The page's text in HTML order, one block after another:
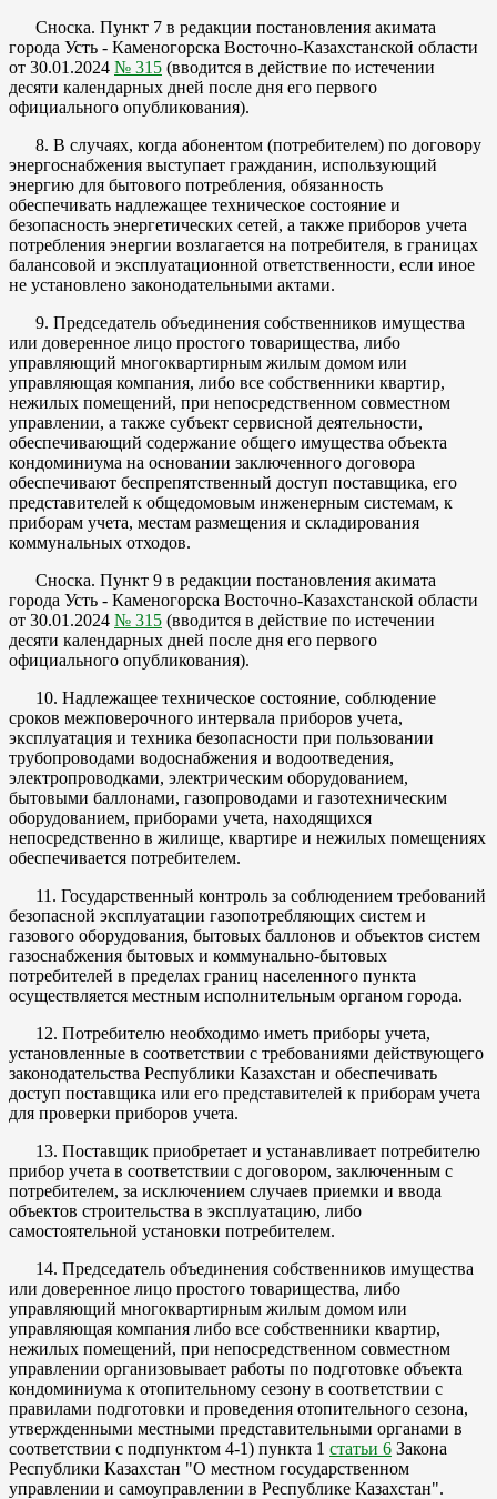
Сноска. Пункт 7 в редакции постановления акимата
города Усть - Каменогорска Восточно-Казахстанской области
от 30.01.2024 № 315 (вводится в действие по истечении
десяти календарных дней после дня его первого
официального опубликования).
8. В случаях, когда абонентом (потребителем) по договору
энергоснабжения выступает гражданин, использующий
энергию для бытового потребления, обязанность
обеспечивать надлежащее техническое состояние и
безопасность энергетических сетей, а также приборов учета
потребления энергии возлагается на потребителя, в границах
балансовой и эксплуатационной ответственности, если иное
не установлено законодательными актами.
9. Председатель объединения собственников имущества
или доверенное лицо простого товарищества, либо
управляющий многоквартирным жилым домом или
управляющая компания, либо все собственники квартир,
нежилых помещений, при непосредственном совместном
управлении, а также субъект сервисной деятельности,
обеспечивающий содержание общего имущества объекта
кондоминиума на основании заключенного договора
обеспечивают беспрепятственный доступ поставщика, его
представителей к общедомовым инженерным системам, к
приборам учета, местам размещения и складирования
коммунальных отходов.
Сноска. Пункт 9 в редакции постановления акимата
города Усть - Каменогорска Восточно-Казахстанской области
от 30.01.2024 № 315 (вводится в действие по истечении
десяти календарных дней после дня его первого
официального опубликования).
10. Надлежащее техническое состояние, соблюдение
сроков межповерочного интервала приборов учета,
эксплуатация и техника безопасности при пользовании
трубопроводами водоснабжения и водоотведения,
электропроводками, электрическим оборудованием,
бытовыми баллонами, газопроводами и газотехническим
оборудованием, приборами учета, находящихся
непосредственно в жилище, квартире и нежилых помещениях
обеспечивается потребителем.
11. Государственный контроль за соблюдением требований
безопасной эксплуатации газопотребляющих систем и
газового оборудования, бытовых баллонов и объектов систем
газоснабжения бытовых и коммунально-бытовых
потребителей в пределах границ населенного пункта
осуществляется местным исполнительным органом города.
12. Потребителю необходимо иметь приборы учета,
установленные в соответствии с требованиями действующего
законодательства Республики Казахстан и обеспечивать
доступ поставщика или его представителей к приборам учета
для проверки приборов учета.
13. Поставщик приобретает и устанавливает потребителю
прибор учета в соответствии с договором, заключенным с
потребителем, за исключением случаев приемки и ввода
объектов строительства в эксплуатацию, либо
самостоятельной установки потребителем.
14. Председатель объединения собственников имущества
или доверенное лицо простого товарищества, либо
управляющий многоквартирным жилым домом или
управляющая компания либо все собственники квартир,
нежилых помещений, при непосредственном совместном
управлении организовывает работы по подготовке объекта
кондоминиума к отопительному сезону в соответствии с
правилами подготовки и проведения отопительного сезона,
утвержденными местными представительными органами в
соответствии с подпунктом 4-1) пункта 1 статьи 6 Закона
Республики Казахстан "О местном государственном
управлении и самоуправлении в Республике Казахстан".